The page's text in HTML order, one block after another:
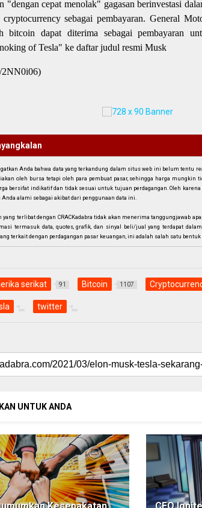
"dengan cepat menolak" gagasan berinvestasi
cryptocurrency sebagai pembayaran. General
bitcoin dapat diterima sebagai pembayaran
of Tesla" ke daftar judul resmi Musk
2NN0i06)
Anda bahwa data yang terkandung dalam situs web ini belum tentu
oleh bursa tetapi oleh para pembuat pasar, sehingga harga mungkin
bersifat indikatif dan tidak sesuai untuk tujuan perdagangan. Oleh
alami sebagai akibat dari penggunaan data ini.
yang terlibat dengan CRACKadabra tidak akan menerima tanggungjawab
termasuk data, quotes, grafik, dan sinyal beli/jual yang terdapat
terkait dengan perdagangan pasar keuangan, ini adalah salah satu
serikat 91 Bitcoin 1107
twitter
UNTUK ANDA
Kesepakatan CEO